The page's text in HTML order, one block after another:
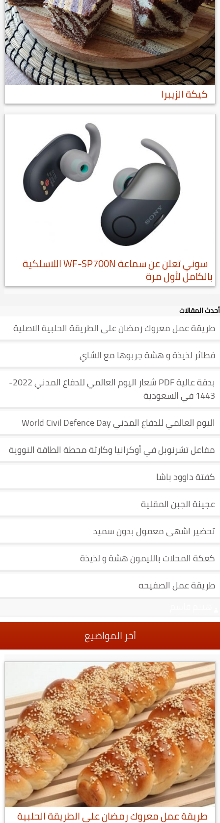
كيكة الزيبرا
سوني تعلن عن سماعة WF-SP700N اللاسلكية
بالكامل لأول مرة
أحدث المقالات
طريقة عمل معروك رمضان على الطريقة الحلبية الاصلية
فطائر لذيذة و هشة جربوها مع الشاي
بدقة عالية PDF شعار اليوم العالمي للدفاع المدني 2022-
1443 في السعودية
اليوم العالمي للدفاع المدني World Civil Defence Day
مفاعل تشرنوبل في أوكرانيا وكارثة محطة الطاقة النووية
كفتة داوود باشا
عجينة الجبن المقلية
تحضير اشهى معمول بدون سميد
كعكة المحلات بالليمون هشة و لذيذة
طريقة عمل الصفيحه
أخر المواضيع
طريقة عمل معروك رمضان على الطريقة الحلبية